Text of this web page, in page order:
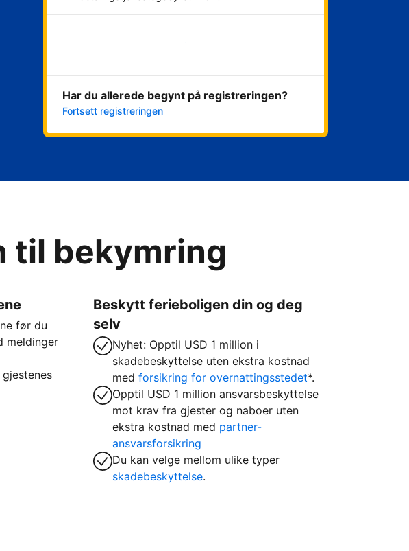
Kom i gang nå
Har du allerede begynt på registreringen?
Fortsett registreringen
til bekymring
før du
meldinger
Beskytt ferieboligen din og deg
selv
Nyhet: Opptil USD 1 million i
skadebeskyttelse uten ekstra kostnad
medforsikring for overnattingsstedet*.
Opptil USD 1 million ansvarsbeskyttelse
mot krav fra gjester og naboer uten
ekstra kostnad med partner-
ansvarsforsikring
Du kan velge mellom ulike typer
skadebeskyttelse.